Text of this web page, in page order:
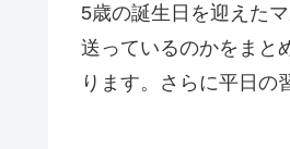
5歳の誕生日を迎えた
送っているのかをまと
ります。さらに平日の